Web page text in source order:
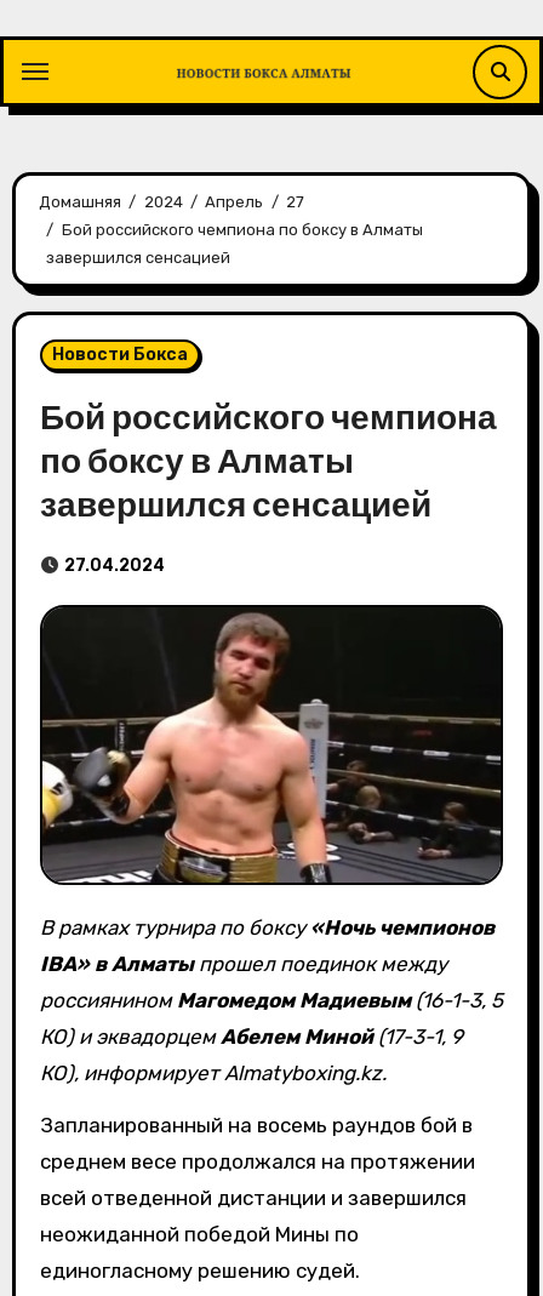
содержимому
Домашняя 2024 Апрель
27
Бой российского чемпиона по боксу в Алматы
завершился сенсацией
Новости Бокса
Бой российского чемпиона
по боксу в Алматы
завершился сенсацией
27.04.2024
В рамках турнира по боксу«Ночь чемпионов
IBA» в Алматыпрошел поединок между
россиянином Магомедом Мадиевым(16-1-3, 5
КО) и эквадорцемАбелем Миной(17-3-1, 9
КО), информирует Almatyboxing.kz.
Запланированный на восемь раундов бой в
среднем весе продолжался на протяжении
всей отведенной дистанции и завершился
неожиданной победой Мины по
единогласному решению судей.